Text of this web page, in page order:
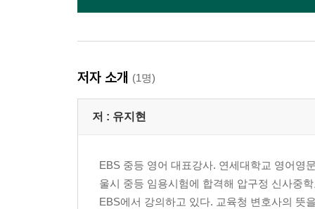
저자 소개 (1명)
저 : 유지현
EBS 중등 영어 대표강사. 연세대학교 영어영
울시 중등 임용시험에 합격해 압구정 신사중
EBS에서 강의하고 있다. 교육청 변호사의 뜻